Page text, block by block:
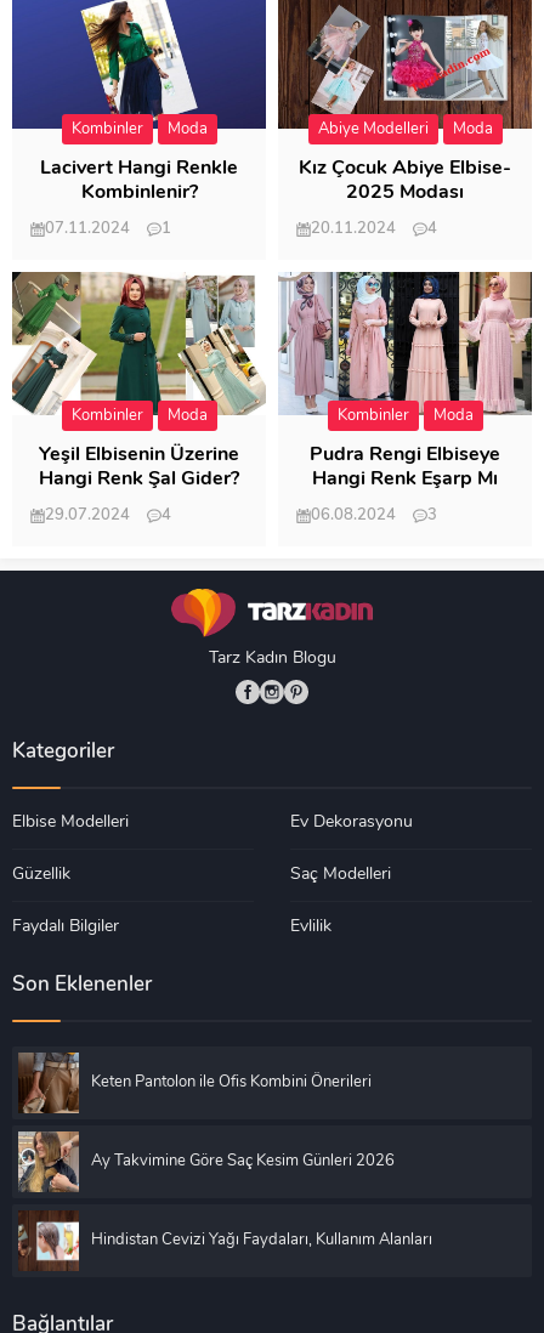
Kombinler Moda
Lacivert Hangi Renkle
Kombinlenir?
07.11.2024
1
Abiye Modelleri Moda
Kız Çocuk Abiye Elbise-
2025 Modası
20.11.2024
4
Kombinler Moda
Yeşil Elbisenin Üzerine
Hangi Renk Şal Gider?
29.07.2024
4
Kombinler Moda
Pudra Rengi Elbiseye
Hangi Renk Eşarp Mı
Dedi Birisi
06.08.2024
3
Tarz Kadın Blogu
Kategoriler
Elbise Modelleri Ev Dekorasyonu
Güzellik Saç Modelleri
Faydalı Bilgiler Evlilik
Son Eklenenler
Keten Pantolon ile Ofis Kombini Önerileri
Ay Takvimine Göre Saç Kesim Günleri 2026
Hindistan Cevizi Yağı Faydaları, Kullanım Alanları
Bağlantılar